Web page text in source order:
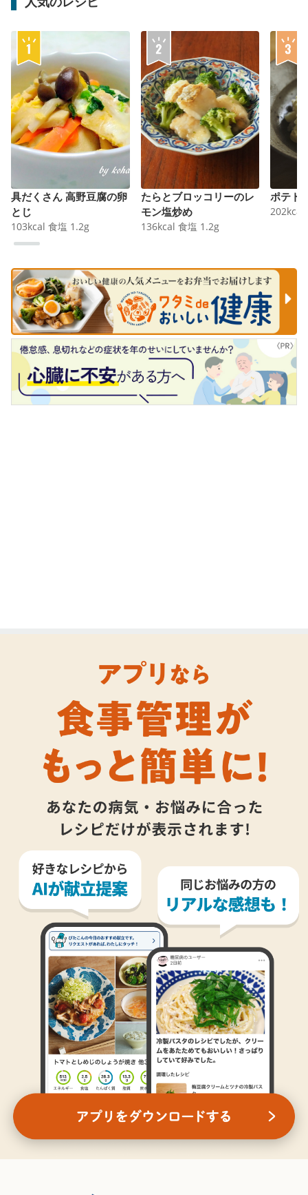
具だくさん 高野豆腐の卵
とじ
103kcal 食塩 1.2g
たらとブロッコリーのレ
モン塩炒め
136kcal 食塩 1.2g
ポテト
202kcal